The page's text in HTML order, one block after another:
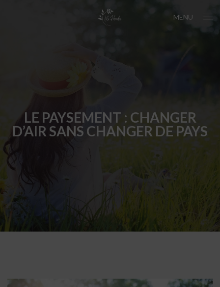
MENU
LE PAYSEMENT : CHANGER
D’AIR SANS CHANGER DE PAYS